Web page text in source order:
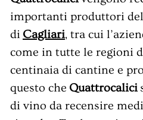
a
C
o
s
e
n
importanti produttori
di Cagliari, tra cui
come in tutte le regioni
centinaia di cantine e
questo che Quattrocalici
di vino da recensire